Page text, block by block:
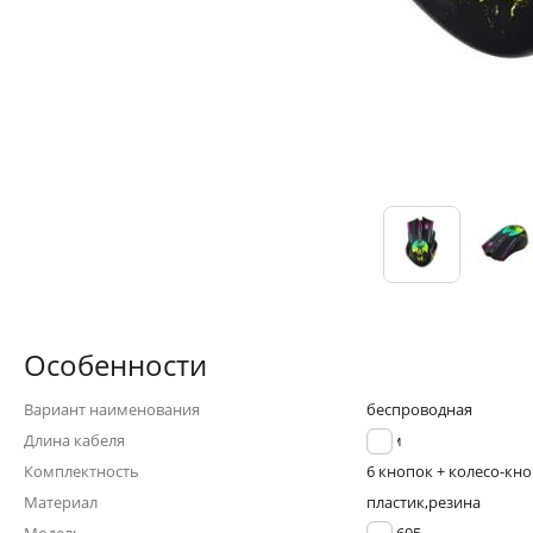
Особенности
Вариант наименования
беспроводная
Длина кабеля
0.8 м
Комплектность
6 кнопок + колесо-
Материал
пластик,резина